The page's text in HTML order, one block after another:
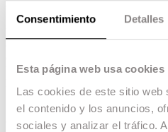
Consentimiento Detalles
Esta página web usa cookies
Las cookies de este sitio web
el contenido y los anuncios,
sociales y analizar el tráfico.
Ver cómo estos jóvenes talentos del
nuestras aulas nos llena de orgullo.
proyectos han logrado
demostrando que la riqueza cultural